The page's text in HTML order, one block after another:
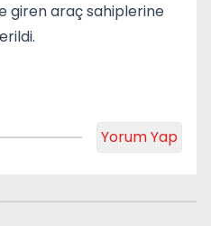
giren araç sahiplerine
Yorum Yap